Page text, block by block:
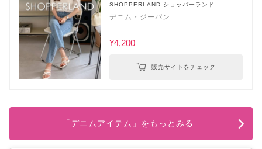
SHOPPERLAND ショッパーランド
デニム・ジーパン
¥4,200
販売サイトをチェック
「デニムアイテム」をもっとみる